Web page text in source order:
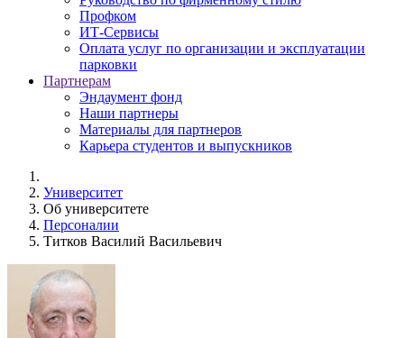
Профком
ИТ-Сервисы
Оплата услуг по организации и эксплуатации
парковки
Партнерам
Эндаумент фонд
Наши партнеры
Материалы для партнеров
Карьера студентов и выпускников
Университет
Об университете
Персоналии
Титков Василий Васильевич